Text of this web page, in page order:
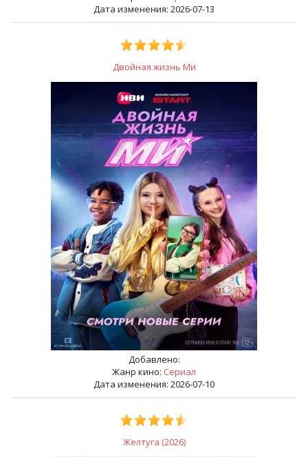
Дата изменения: 2026-07-13
Двойная жизнь Ми
Добавлено:
Жанр кино: Сериал
Дата изменения: 2026-07-10
Желтуга (2026)